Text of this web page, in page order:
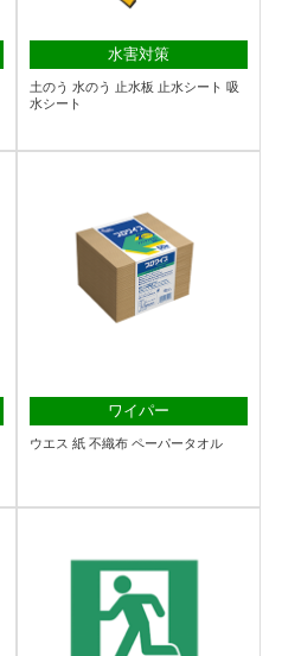
水害対策
土のう 水のう 止水板 止水シート 吸
水シート
ワイパー
ウエス 紙 不織布 ペーパータオル